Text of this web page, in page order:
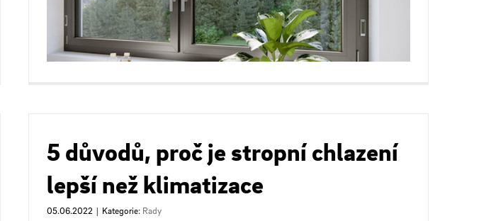
5 důvodů, proč je stropní chlazení
lepší než klimatizace
05.06.2022 | Kategorie: Rady